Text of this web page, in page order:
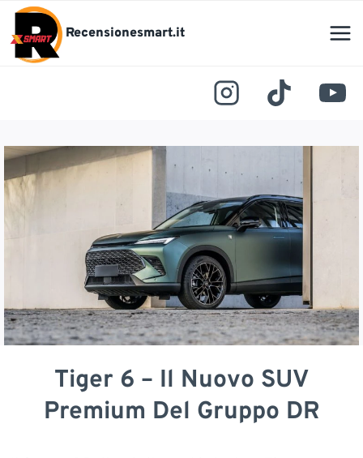
Salta
contenuto
Recensionesmart.it
Tiger 6 – Il Nuovo SUV
Premium Del Gruppo DR